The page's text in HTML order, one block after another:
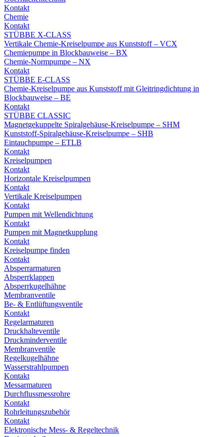
Kontakt
Chemie
Kontakt
STÜBBE X-CLASS
Vertikale Chemie-Kreiselpumpe aus Kunststoff – VCX
Chemiepumpe in Blockbauweise – BX
Chemie-Normpumpe – NX
Kontakt
STÜBBE E-CLASS
Chemie-Kreiselpumpe aus Kunststoff mit Gleitringdichtung in
Blockbauweise – BE
Kontakt
STÜBBE CLASSIC
Magnetgekuppelte Spiralgehäuse-Kreiselpumpe – SHM
Kunststoff-Spiralgehäuse-Kreiselpumpe – SHB
Eintauchpumpe – ETLB
Kontakt
Kreiselpumpen
Kontakt
Horizontale Kreiselpumpen
Kontakt
Vertikale Kreiselpumpen
Kontakt
Pumpen mit Wellendichtung
Kontakt
Pumpen mit Magnetkupplung
Kontakt
Kreiselpumpe finden
Kontakt
Absperrarmaturen
Absperrklappen
Absperrkugelhähne
Membranventile
Be- & Entlüftungsventile
Kontakt
Regelarmaturen
Druckhalteventile
Druckminderventile
Membranventile
Regelkugelhähne
Wasserstrahlpumpen
Kontakt
Messarmaturen
Durchflussmessrohre
Kontakt
Rohrleitungszubehör
Kontakt
Elektronische Mess- & Regeltechnik